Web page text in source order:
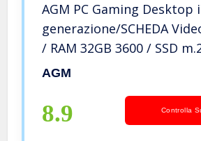
AGM PC Gaming
generazione/SCHEDA
/ RAM 32GB 3600 / SSD
/ 700WATT 80+ / WI-FI/
AGM
8.9 Controlla